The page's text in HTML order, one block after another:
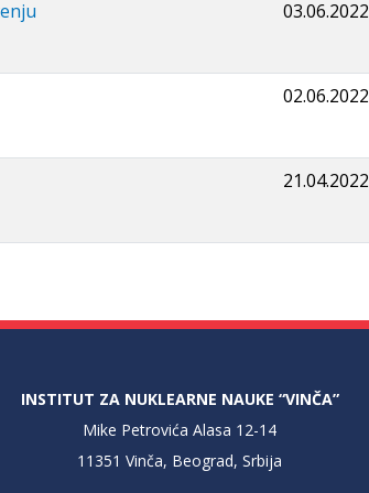
03.06.2022
02.06.2022
21.04.2022
INSTITUT ZA NUKLEARNE NAUKE “VINČA”
Mike Petrovića Alasa 12-14
11351 Vinča, Beograd, Srbija